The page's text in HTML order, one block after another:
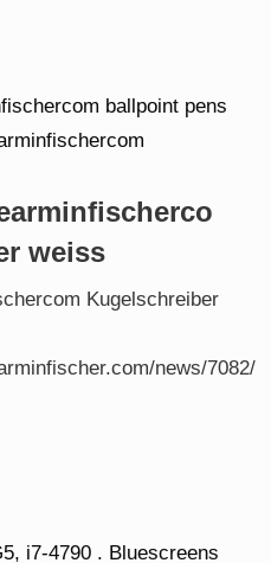
weiss
Kugelschreiber
news/7082/